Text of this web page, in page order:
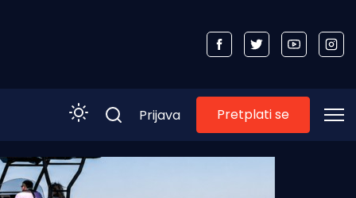
Prijava Pretplati se